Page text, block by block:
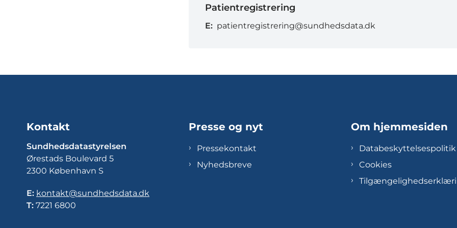
Patientregistrering
E: patientregistrering@sundhedsdata.dk
Kontakt
Sundhedsdatastyrelsen
Ørestads Boulevard 5
2300 København S
E: kontakt@sundhedsdata.dk
T: 7221 6800
Presse og nyt
Pressekontakt
Nyhedsbreve
Om hjemmesiden
Databeskyttelsespolitik
Cookies